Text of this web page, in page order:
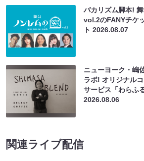
バカリズム脚本! 舞
vol.2のFANYチケ
ト2026.08.07
ニューヨーク・嶋
ラボ! オリジナル
サービス「わらふ
2026.08.06
関連ライブ配信